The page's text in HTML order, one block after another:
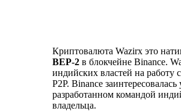
Криптовалюта Wazirx это
BEP-2 в блокчейне Binance.
индийских властей на
P2P. Binance
разработанном командой
владельца.